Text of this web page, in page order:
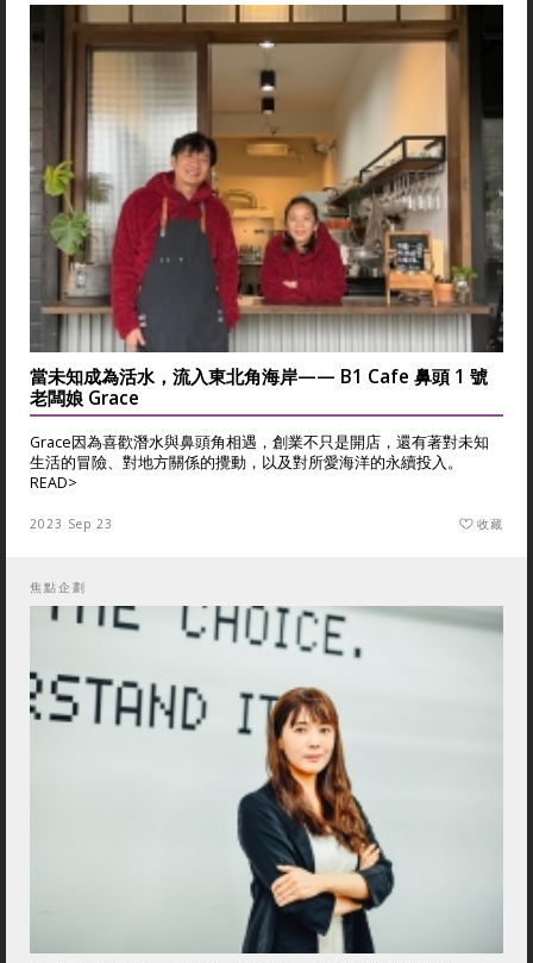
當未知成為活水，流入東北角海岸—— B1 Cafe 鼻頭 1 號
老闆娘 Grace
Grace因為喜歡潛水與鼻頭角相遇，創業不只是開店，還有著對未知
生活的冒險、對地方關係的攪動，以及對所愛海洋的永續投入。
READ>
2023 Sep 23 收藏
焦點企劃